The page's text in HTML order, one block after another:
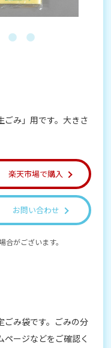
ごみ」用です。大きさ
楽天市場で購入
お問い合わせ
がございます。
ごみ袋です。ごみの分
ージなどをご確認く